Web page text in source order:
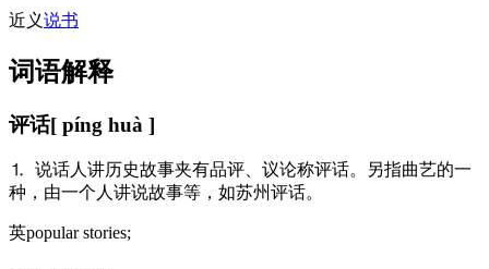
近义说书
词语解释
评话[ píng huà ]
⒈ 说话人讲历史故事夹有品评、议论称评话。另指曲艺的一
种，由一个人讲说故事等，如苏州评话。
英popular stories;